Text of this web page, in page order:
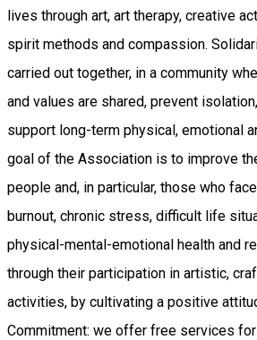
lives through art, art therapy, creative
spirit methods and compassion.
carried out together, in a community
and values ​​are shared, prevent
support long-term physical, emotional
goal of the Association is to improve
people and, in particular, those who
burnout, chronic stress, difficult life
physical-mental-emotional health and
through their participation in artistic,
activities, by cultivating a positive
Commitment: we offer free services